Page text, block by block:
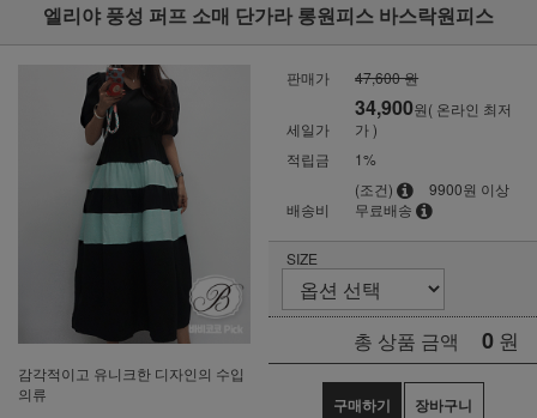
엘리야 풍성 퍼프 소매 단가라 롱원피스 바스락원피스
감각적이고 유니크한 디자인의 수입
의류
판매가 47,600 원
세일가
34,900원( 온라인 최저
가 )
적립금
1%
배송비
(조건)
9900원 이상
무료배송
SIZE
총 상품 금액 0 원
구매하기 장바구니